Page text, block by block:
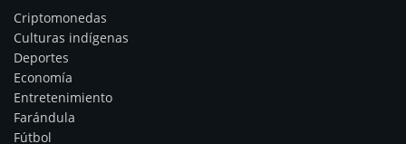
Criptomonedas
Culturas indígenas
Deportes
Economía
Entretenimiento
Farándula
Fútbol